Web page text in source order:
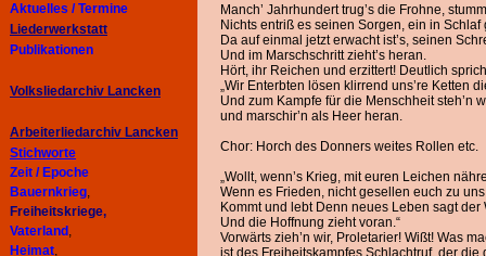
Manch’ Jahrhundert trug’s die Frohne,
Nichts entriß es seinen Sorgen, ein in Schlaf
Da auf einmal jetzt erwacht ist’s, seinen
Und im Marschschritt zieht’s heran.
Hört, ihr Reichen und erzittert! Deutlich
„Wir Enterbten lösen klirrend uns’re Ketten
Und zum Kampfe für die Menschheit steh’n
und marschir’n als Heer heran.
Chor: Horch des Donners weites Rollen etc.
„Wollt, wenn’s Krieg, mit euren Leichen
Wenn es Frieden, nicht gesellen euch zu
Kommt und lebt Denn neues Leben sagt der
Und die Hoffnung zieht voran.“
Vorwärts zieh’n wir, Proletarier! Wißt! Was
ist des Freiheitskampfes Schlachtruf, der die
Aktuelles / Termine
Liederwerkstatt
Publikationen
Volksliedarchiv Lancken
Arbeiterliedarchiv Lancken
Stichworte
Zeit / Epoche
Bauernkrieg,
Freiheitskriege,
Vaterland ,
Heimat,